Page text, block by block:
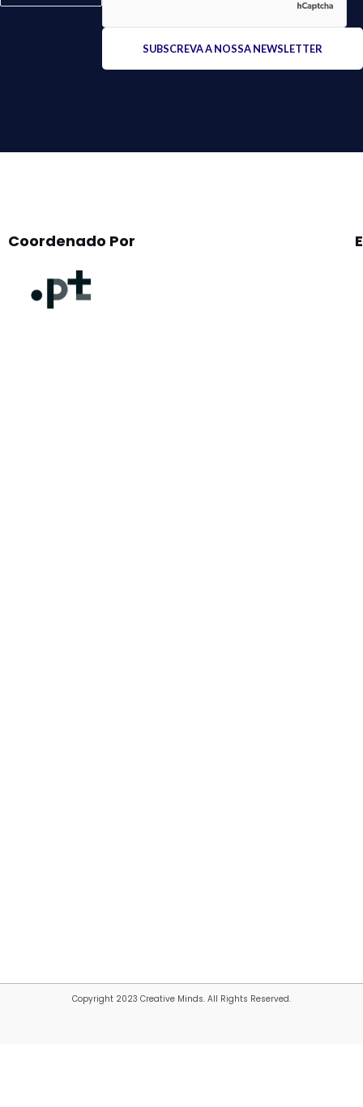
Coordenado Por
Copyright 2023 Creative Minds. All Rights Reserved.